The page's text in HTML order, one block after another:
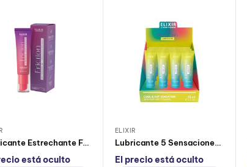
Lubricante Estrechante Friction Elixir
está oculto
ELIXIR
Lubricante 5 Sensaciones Elixir
El precio está oculto